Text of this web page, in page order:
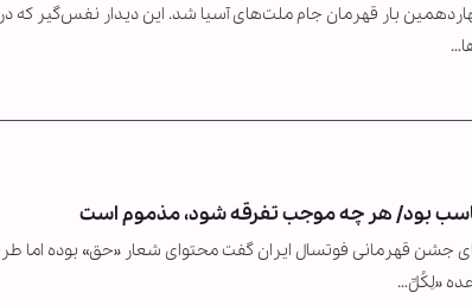
بار قهرمان جام ملت‌های آسیا شد. این دیدار نفس‌گیر که
بود/ هر چه موجب تفرقه شود، مذموم است
قهرمانی فوتسال ایران گفت محتوای شعار «حق» بوده اما
«لِکُلِّ…